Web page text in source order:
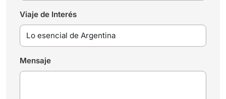
Viaje de Interés
Mensaje